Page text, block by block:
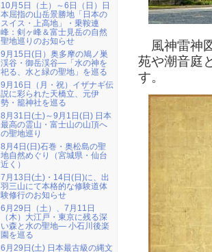
風神雷神
苑や潮音庭
す。
10月5日（土）～6日（日）日
本屈指の山岳景勝地「日本の
スイス・上高地」・乗鞍連
峰：剣ヶ峰＆富士見岳の自然
聖地巡りのお知らせ
9月15日(日）奥多摩の鳩ノ巣
渓谷・御岳渓谷―「水の神を
祀る、水と緑の聖地」を巡る
9月16日（月・祝）イザナギ伝
説に彩られた天橋立、元伊
勢・籠神社を巡る
8月31日(土)～9月1日(日) 日本
最高の霊山・富士山の山頂へ
の聖地巡り
8月4日(日)石巻・奥松島の聖
地自然めぐり（宮城県・仙台
近く）
7月13日(土)・14日(日)に、出
羽三山にて本格的な修験道体
験修行のお知らせ
6月29日（土）、7月11日
（木）大江戸・東京に残る深
い森と水の聖地― 小石川後楽
園を巡る
6月29日(土) 日本最古級の縄文